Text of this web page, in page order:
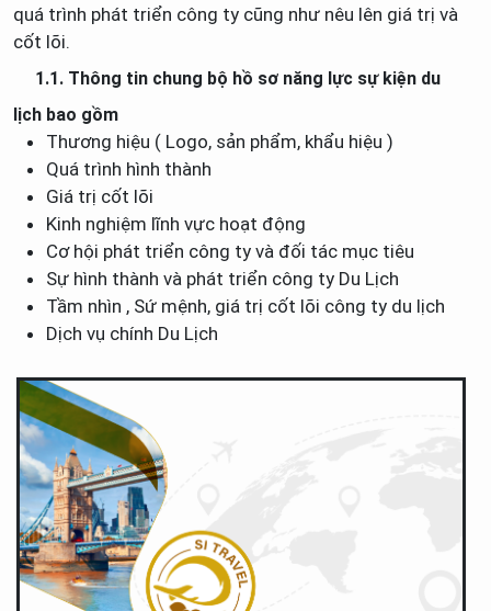
quá trình phát triển công ty cũng như nêu lên giá trị và
cốt lõi.
1.1. Thông tin chung bộ hồ sơ năng lực sự kiện du
lịch bao gồm
Thương hiệu ( Logo, sản phẩm, khẩu hiệu )
Quá trình hình thành
Giá trị cốt lõi
Kinh nghiệm lĩnh vực hoạt động
Cơ hội phát triển công ty và đối tác mục tiêu
Sự hình thành và phát triển công ty Du Lịch
Tầm nhìn , Sứ mệnh, giá trị cốt lõi công ty du lịch
Dịch vụ chính Du Lịch